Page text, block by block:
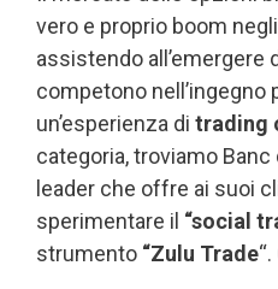
vero e proprio boom
assistendo all’emergere
competono nell’ingegno
un’esperienza di trading
categoria, troviamo Banc
leader che offre ai suoi
sperimentare il “social
strumento “Zulu Trade